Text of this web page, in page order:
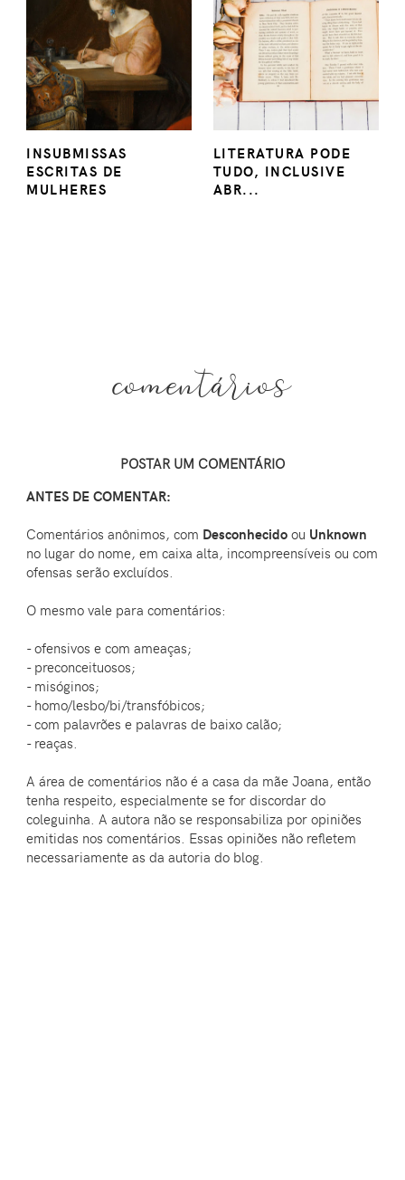
INSUBMISSAS
ESCRITAS DE
MULHERES
LITERATURA PODE
TUDO, INCLUSIVE
ABR...
comentários
POSTAR UM COMENTÁRIO
ANTES DE COMENTAR:
Comentários anônimos, com Desconhecido ou Unknown
no lugar do nome, em caixa alta, incompreensíveis ou com
ofensas serão excluídos.
O mesmo vale para comentários:
- ofensivos e com ameaças;
- preconceituosos;
- misóginos;
- homo/lesbo/bi/transfóbicos;
- com palavrões e palavras de baixo calão;
- reaças.
A área de comentários não é a casa da mãe Joana, então
tenha respeito, especialmente se for discordar do
coleguinha. A autora não se responsabiliza por opiniões
emitidas nos comentários. Essas opiniões não refletem
necessariamente as da autoria do blog.